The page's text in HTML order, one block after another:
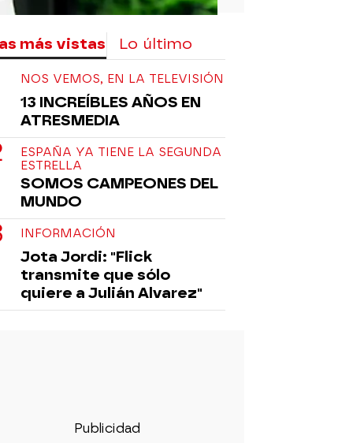
más vistas Lo último
NOS VEMOS, EN LA TELEVISIÓN
13 INCREÍBLES AÑOS EN
ATRESMEDIA
ESPAÑA YA TIENE LA SEGUNDA
ESTRELLA
SOMOS CAMPEONES DEL
MUNDO
INFORMACIÓN
Jota Jordi: "Flick
transmite que sólo
quiere a Julián Alvarez"